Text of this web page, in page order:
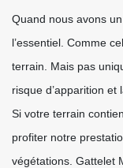
Quand nous avons
l’essentiel. Comme
terrain. Mais pas
risque d’apparition et
Si votre terrain
profiter notre
végétations. Gattelet